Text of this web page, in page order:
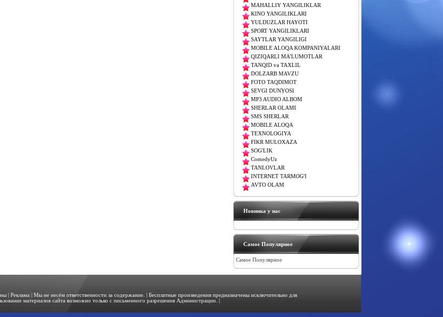
MAHALLIY YANGILIKLAR
KINO YANGILIKLARI
YULDUZLAR HAYOTI
SPORT YANGILIKLARI
SAYTLAR YANGILIGI
MOBILE ALOQA KOMPANIYALARI
QIZIQARLI MA'LUMOTLAR
TANQID va TAXLIL
DOLZARB MAVZU
FOTO TAQDIMOT
SEVGI DUNYOSI
MP3 AUDIO ALBOM
SHERLAR OLAMI
SMS SHERLAR
MOBILE ALOQA
TEXNOLOGIYA
FIKR MULOXAZA
SOG'LIK
ComedyUz
TANLOVLAR
INTERNET TARMOG'I
AVTO OLAM
Новинка у нас
Самое Популярное
Самое Популярное
|Реклама
| Мы не несём ответственности за содержание. | Бесплатные произведения предназначены исключительно для
материалов сайта возможно только с письменного разрешения Администрации. |